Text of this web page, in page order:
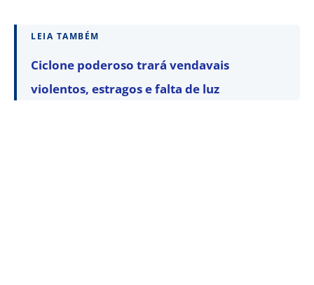
LEIA TAMBÉM
Ciclone poderoso trará vendavais
violentos, estragos e falta de luz